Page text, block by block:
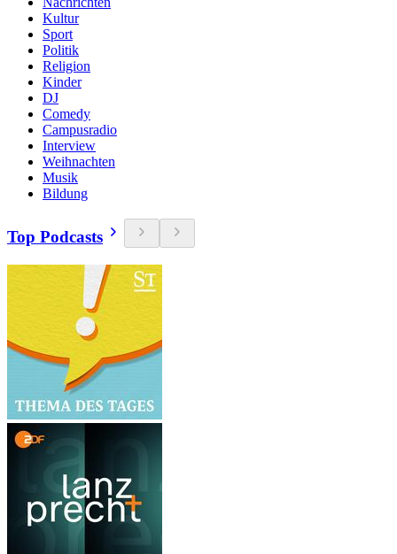
Kultur
Sport
Politik
Religion
Kinder
DJ
Comedy
Campusradio
Interview
Weihnachten
Musik
Bildung
Top Podcasts